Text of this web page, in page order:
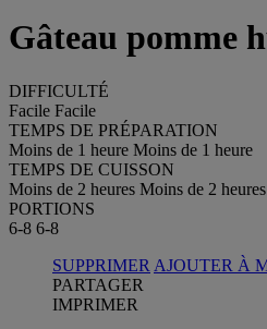
Gâteau pomme
DIFFICULTÉ
Facile Facile
TEMPS DE PRÉPARATION
Moins de 1 heure Moins de 1 heure
TEMPS DE CUISSON
Moins de 2 heures Moins de 2 heures
PORTIONS
6-8 6-8
SUPPRIMER AJOUTER À
PARTAGER
IMPRIMER